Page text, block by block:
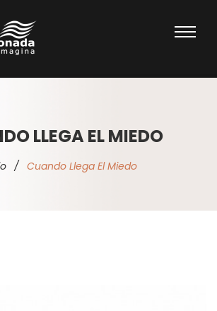
LLEGA EL MIEDO
/ Cuando Llega El Miedo